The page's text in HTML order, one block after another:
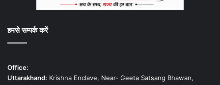
हमसे सम्पर्क करें
Office:
Uttarakhand: Krishna Enclave, Near- Geeta Satsang Bhawan,